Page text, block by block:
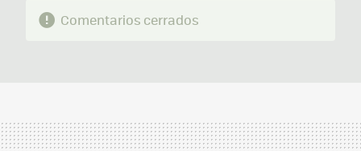
Comentarios cerrados